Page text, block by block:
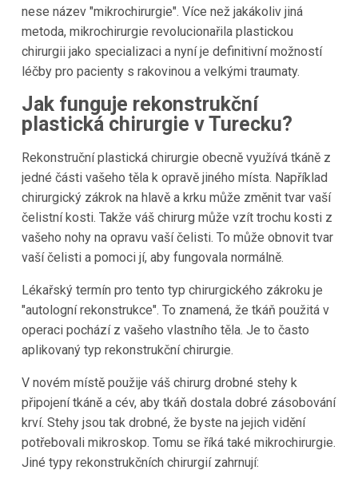
nese název "mikrochirurgie". Více než jakákoliv jiná
metoda, mikrochirurgie revolucionařila plastickou
chirurgii jako specializaci a nyní je definitivní možností
léčby pro pacienty s rakovinou a velkými traumaty.
Jak funguje rekonstrukční
plastická chirurgie v Turecku?
Rekonstruční plastická chirurgie obecně využívá tkáně z
jedné části vašeho těla k opravě jiného místa. Například
chirurgický zákrok na hlavě a krku může změnit tvar vaší
čelistní kosti. Takže váš chirurg může vzít trochu kosti z
vašeho nohy na opravu vaší čelisti. To může obnovit tvar
vaší čelisti a pomoci jí, aby fungovala normálně.
Lékařský termín pro tento typ chirurgického zákroku je
"autologní rekonstrukce". To znamená, že tkáň použitá v
operaci pochází z vašeho vlastního těla. Je to často
aplikovaný typ rekonstrukční chirurgie.
V novém místě použije váš chirurg drobné stehy k
připojení tkáně a cév, aby tkáň dostala dobré zásobování
krví. Stehy jsou tak drobné, že byste na jejich vidění
potřebovali mikroskop. Tomu se říká také mikrochirurgie.
Jiné typy rekonstrukčních chirurgií zahrnují: